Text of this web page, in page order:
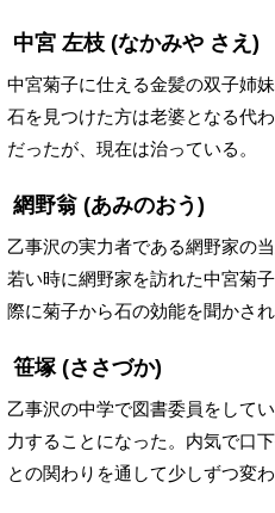
中宮 左枝 (なかみや さえ)
中宮菊子に仕える金髪の双子姉
石を見つけた方は老婆となる代
だったが、現在は治っている。
網野翁 (あみのおう)
乙事沢の実力者である網野家の
若い時に網野家を訪れた中宮菊
際に菊子から石の効能を聞かさ
笹塚(ささづか)
乙事沢の中学で図書委員をして
力することになった。内気で口
との関わりを通して少しずつ変わ